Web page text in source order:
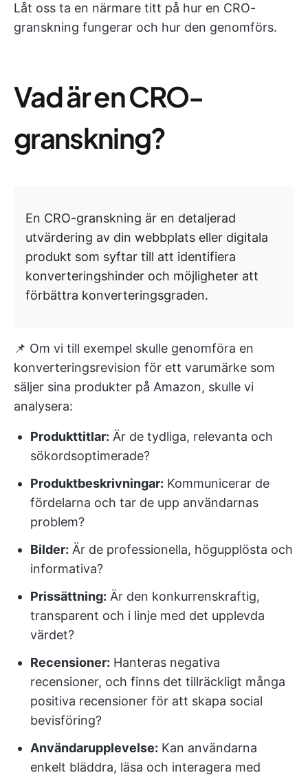
Låt oss ta en närmare titt på hur en CRO-
granskning fungerar och hur den genomförs.
Vad är en CRO-
granskning?
En CRO-granskning är en detaljerad
utvärdering av din webbplats eller digitala
produkt som syftar till att identifiera
konverteringshinder och möjligheter att
förbättra konverteringsgraden.
📌 Om vi till exempel skulle genomföra en
konverteringsrevision för ett varumärke som
säljer sina produkter på Amazon, skulle vi
analysera:
Produkttitlar: Är de tydliga, relevanta och
sökordsoptimerade?
Produktbeskrivningar: Kommunicerar de
fördelarna och tar de upp användarnas
problem?
Bilder: Är de professionella, högupplösta och
informativa?
Prissättning: Är den konkurrenskraftig,
transparent och i linje med det upplevda
värdet?
Recensioner: Hanteras negativa
recensioner, och finns det tillräckligt många
positiva recensioner för att skapa social
bevisföring?
Användarupplevelse: Kan användarna
enkelt bläddra, läsa och interagera med